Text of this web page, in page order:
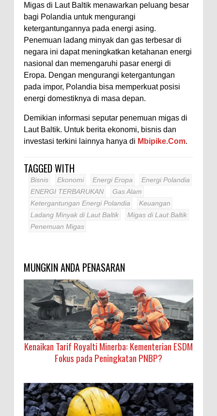
Migas di Laut Baltik menawarkan peluang besar
bagi Polandia untuk mengurangi
ketergantungannya pada energi asing.
Penemuan ladang minyak dan gas terbesar di
negara ini dapat meningkatkan ketahanan energi
nasional dan memengaruhi pasar energi di
Eropa. Dengan mengurangi ketergantungan
pada impor, Polandia bisa memperkuat posisi
energi domestiknya di masa depan.
Demikian informasi seputar penemuan migas di
Laut Baltik. Untuk berita ekonomi, bisnis dan
investasi terkini lainnya hanya di Mbipike.Com.
TAGGED WITH
Bisnis Ekonomi Energi Eropa
Energi Polandia
ENERGI TERBARUKAN
Gas Alam
Ketergantungan Energi Polandia
Keuangan
Ladang Minyak di Laut Baltik
Migas di Laut Baltik
Penemuan Migas
MUNGKIN ANDA PENASARAN
Kenaikan Tarif Royalti Minerba: Kementerian ESDM
Fokus pada Peningkatan PNBP?